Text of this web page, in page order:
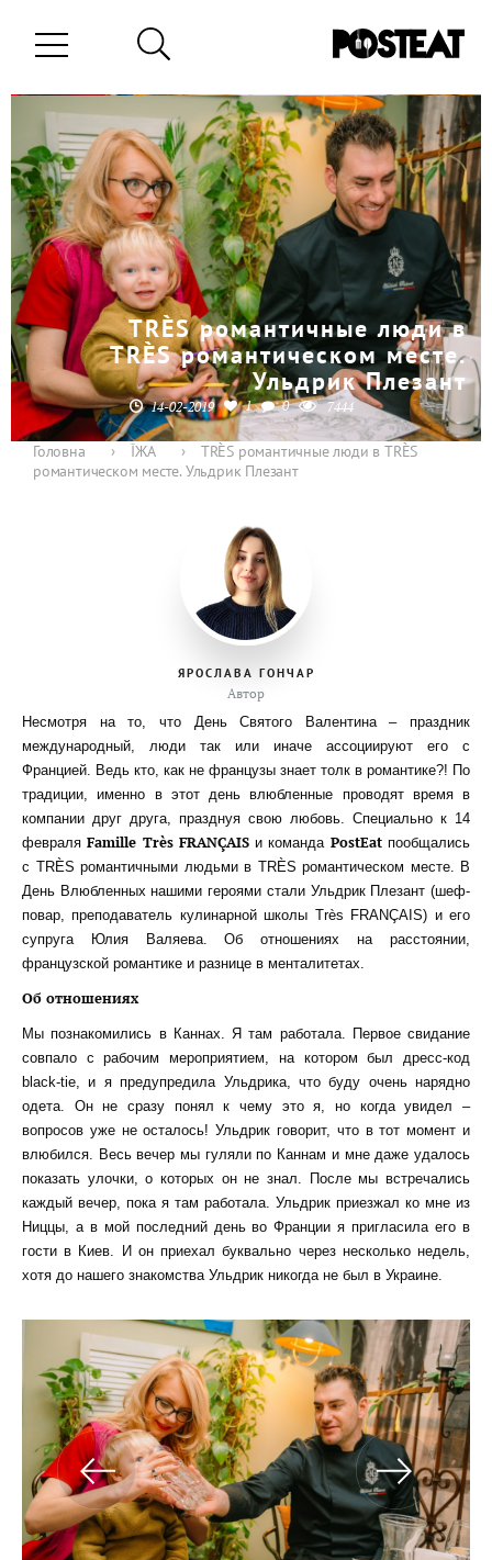
TRÈS романтичные люди в
TRÈS романтическом месте.
Ульдрик Плезант
14-02-2019 1 0 7444
Головна › ЇЖА ›
TRÈS романтичные люди в TRÈS
романтическом месте. Ульдрик Плезант
ЯРОСЛАВА ГОНЧАР
Автор
Несмотря на то, что День Святого Валентина – праздник
международный, люди так или иначе ассоциируют его с
Францией. Ведь кто, как не французы знает толк в романтике?! По
традиции, именно в этот день влюбленные проводят время в
компании друг друга, празднуя свою любовь. Специально к 14
февраляFamille Très FRANÇAISи команда PostEatпообщались
с TRÈS романтичными людьми в TRÈS романтическом месте. В
День Влюбленных нашими героями стали Ульдрик Плезант (шеф-
повар, преподаватель кулинарной школы Très FRANÇAIS) и его
супруга Юлия Валяева. Об отношениях на расстоянии,
французской романтике и разнице в менталитетах.
Об отношениях
Мы познакомились в Каннах. Я там работала. Первое свидание
совпало с рабочим мероприятием, на котором был дресс-код
black-tie, и я предупредила Ульдрика, что буду очень нарядно
одета. Он не сразу понял к чему это я, но когда увидел –
вопросов уже не осталось! Ульдрик говорит, что в тот момент и
влюбился. Весь вечер мы гуляли по Каннам и мне даже удалось
показать улочки, о которых он не знал. После мы встречались
каждый вечер, пока я там работала. Ульдрик приезжал ко мне из
Ниццы, а в мой последний день во Франции я пригласила его в
гости в Киев. И он приехал буквально через несколько недель,
хотя до нашего знакомства Ульдрик никогда не был в Украине.